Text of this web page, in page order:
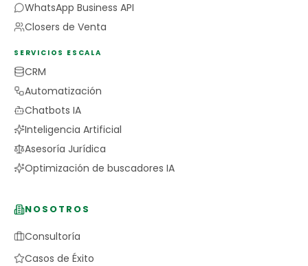
WhatsApp Business API
Closers de Venta
SERVICIOS ESCALA
CRM
Automatización
Chatbots IA
Inteligencia Artificial
Asesoría Jurídica
Optimización de buscadores IA
NOSOTROS
Consultoría
Casos de Éxito